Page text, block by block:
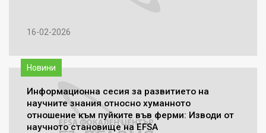
16-02-2026
Новини
Информационна сесия за развитието на
научните знания относно хуманното
отношение към пуйките във ферми: Изводи от
научното становище на EFSA